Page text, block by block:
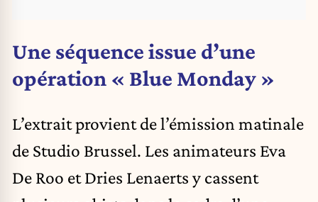
Une séquence issue d’une
opération « Blue Monday »
L’extrait provient de l’émission matinale
de Studio Brussel. Les animateurs Eva
De Roo et Dries Lenaerts y cassent